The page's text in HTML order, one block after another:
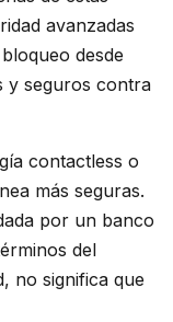
avanzadas
desde
y seguros contra
contactless o
más seguras.
por un banco
del
no significa que